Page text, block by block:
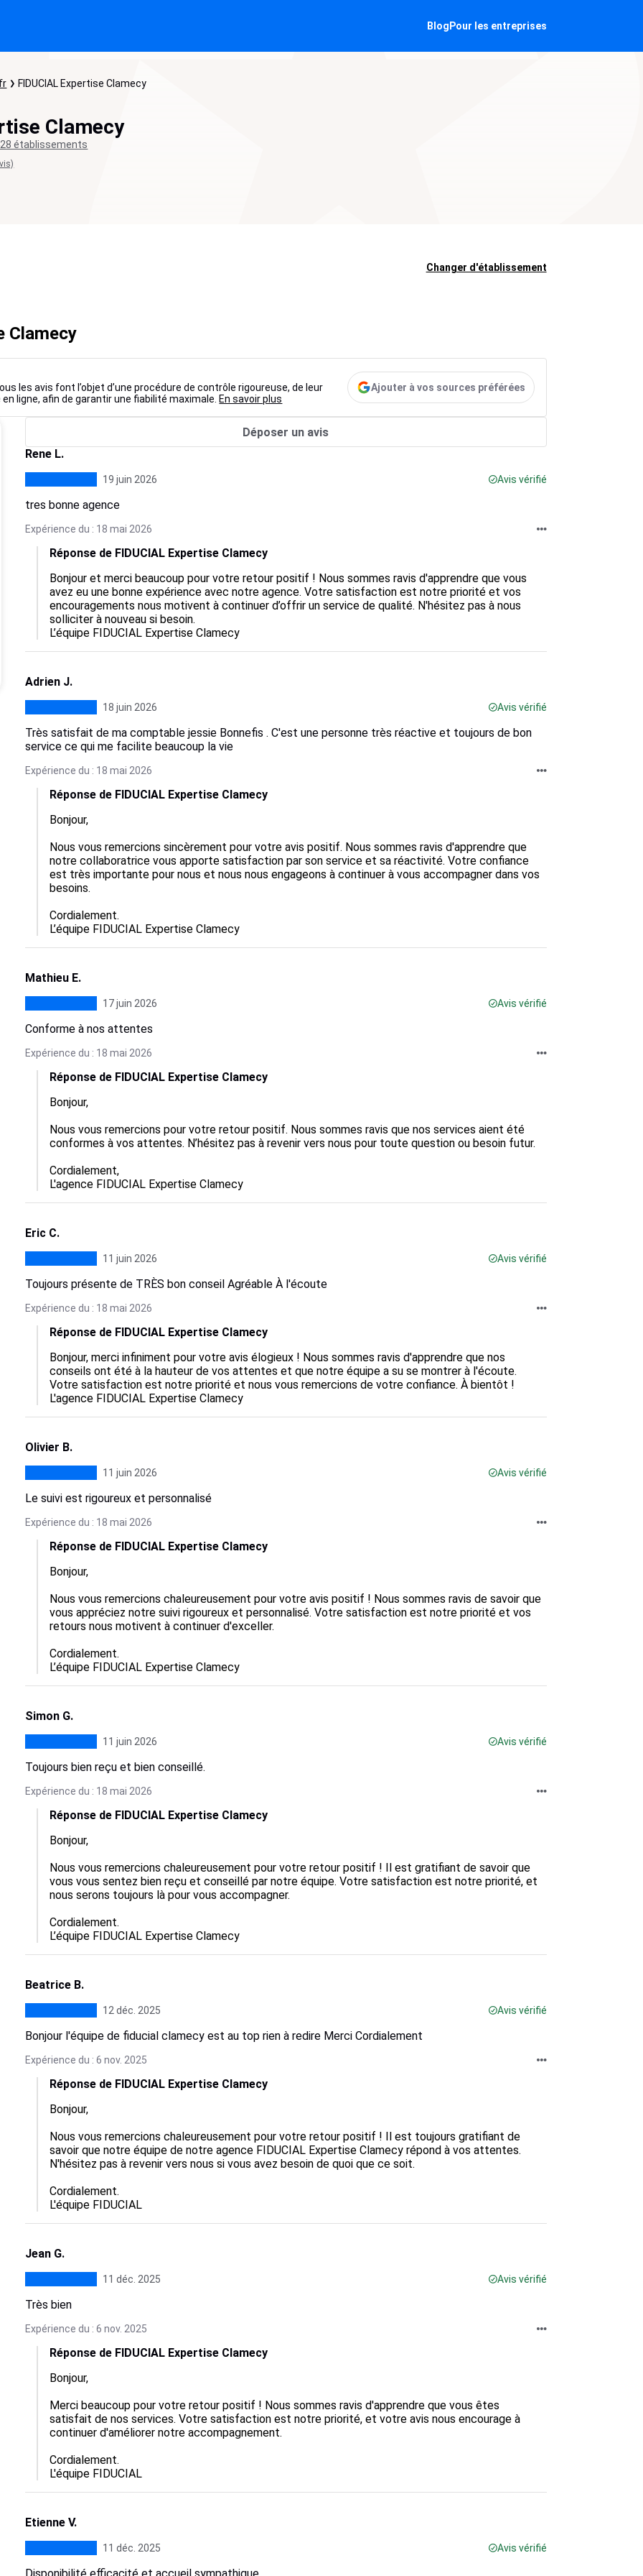
Blog Pour les entreprises
FIDUCIAL Expertise Clamecy
Clamecy
établissements
Changer d'établissement
Clamecy
les avis font l’objet d’une procédure de contrôle rigoureuse, de leur
ligne, afin de garantir une fiabilité maximale. En savoir plus
Ajouter à vos sources préférées
Déposer un avis
Rene L.
19 juin 2026 Avis vérifié
tres bonne agence
Expérience du : 18 mai 2026
Réponse de FIDUCIAL Expertise Clamecy
Bonjour et merci beaucoup pour votre retour positif ! Nous sommes ravis d'apprendre que vous
avez eu une bonne expérience avec notre agence. Votre satisfaction est notre priorité et vos
encouragements nous motivent à continuer d’offrir un service de qualité. N'hésitez pas à nous
solliciter à nouveau si besoin.
L’équipe FIDUCIAL Expertise Clamecy
Adrien J.
18 juin 2026 Avis vérifié
Très satisfait de ma comptable jessie Bonnefis . C'est une personne très réactive et toujours de bon
service ce qui me facilite beaucoup la vie
Expérience du : 18 mai 2026
Réponse de FIDUCIAL Expertise Clamecy
Bonjour,
Nous vous remercions sincèrement pour votre avis positif. Nous sommes ravis d'apprendre que
notre collaboratrice vous apporte satisfaction par son service et sa réactivité. Votre confiance
est très importante pour nous et nous nous engageons à continuer à vous accompagner dans vos
besoins.
Cordialement.
L’équipe FIDUCIAL Expertise Clamecy
Mathieu E.
17 juin 2026 Avis vérifié
Conforme à nos attentes
Expérience du : 18 mai 2026
Réponse de FIDUCIAL Expertise Clamecy
Bonjour,
Nous vous remercions pour votre retour positif. Nous sommes ravis que nos services aient été
conformes à vos attentes. N’hésitez pas à revenir vers nous pour toute question ou besoin futur.
Cordialement,
L'agence FIDUCIAL Expertise Clamecy
Eric C.
11 juin 2026 Avis vérifié
Toujours présente de TRÈS bon conseil Agréable À l'écoute
Expérience du : 18 mai 2026
Réponse de FIDUCIAL Expertise Clamecy
Bonjour, merci infiniment pour votre avis élogieux ! Nous sommes ravis d'apprendre que nos
conseils ont été à la hauteur de vos attentes et que notre équipe a su se montrer à l'écoute.
Votre satisfaction est notre priorité et nous vous remercions de votre confiance. À bientôt !
L'agence FIDUCIAL Expertise Clamecy
Olivier B.
11 juin 2026 Avis vérifié
Le suivi est rigoureux et personnalisé
Expérience du : 18 mai 2026
Réponse de FIDUCIAL Expertise Clamecy
Bonjour,
Nous vous remercions chaleureusement pour votre avis positif ! Nous sommes ravis de savoir que
vous appréciez notre suivi rigoureux et personnalisé. Votre satisfaction est notre priorité et vos
retours nous motivent à continuer d'exceller.
Cordialement.
L’équipe FIDUCIAL Expertise Clamecy
Simon G.
11 juin 2026 Avis vérifié
Toujours bien reçu et bien conseillé.
Expérience du : 18 mai 2026
Réponse de FIDUCIAL Expertise Clamecy
Bonjour,
Nous vous remercions chaleureusement pour votre retour positif ! Il est gratifiant de savoir que
vous vous sentez bien reçu et conseillé par notre équipe. Votre satisfaction est notre priorité, et
nous serons toujours là pour vous accompagner.
Cordialement.
L’équipe FIDUCIAL Expertise Clamecy
Beatrice B.
12 déc. 2025 Avis vérifié
Bonjour l'équipe de fiducial clamecy est au top rien à redire Merci Cordialement
Expérience du : 6 nov. 2025
Réponse de FIDUCIAL Expertise Clamecy
Bonjour,
Nous vous remercions chaleureusement pour votre retour positif ! Il est toujours gratifiant de
savoir que notre équipe de notre agence FIDUCIAL Expertise Clamecy répond à vos attentes.
N'hésitez pas à revenir vers nous si vous avez besoin de quoi que ce soit.
Cordialement.
L'équipe FIDUCIAL
Jean G.
11 déc. 2025 Avis vérifié
Très bien
Expérience du : 6 nov. 2025
Réponse de FIDUCIAL Expertise Clamecy
Bonjour,
Merci beaucoup pour votre retour positif ! Nous sommes ravis d'apprendre que vous êtes
satisfait de nos services. Votre satisfaction est notre priorité, et votre avis nous encourage à
continuer d'améliorer notre accompagnement.
Cordialement.
L'équipe FIDUCIAL
Etienne V.
11 déc. 2025 Avis vérifié